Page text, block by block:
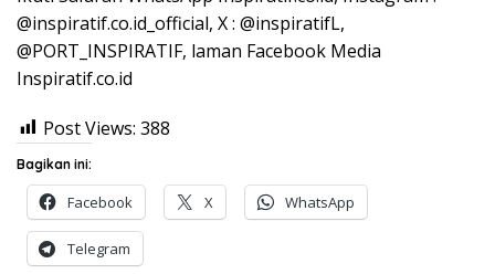
@inspiratif.co.id_official, X : @inspiratifL,
@PORT_INSPIRATIF, laman Facebook Media
Inspiratif.co.id
Post Views: 388
Bagikan ini:
Facebook X WhatsApp
Telegram